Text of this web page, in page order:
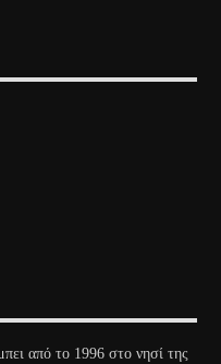
από το 1996 στο νησί της